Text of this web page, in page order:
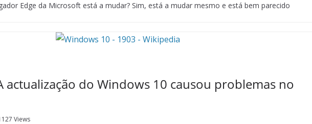
Edge da Microsoft está a mudar? Sim, está a mudar mesmo e está bem parecido
actualização do Windows 10 causou problemas no
Views